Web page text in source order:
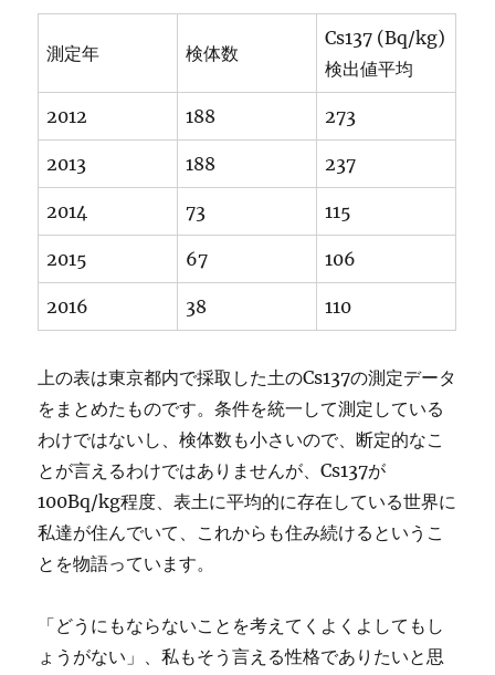
測定年 検体数
Cs137 (Bq/kg)
検出値平均
2012 188 273
2013 188 237
2014 73 115
2015 67 106
2016 38 110
上の表は東京都内で採取した土のCs137の測定データ
をまとめたものです。条件を統一して測定している
わけではないし、検体数も小さいので、断定的なこ
とが言えるわけではありませんが、Cs137が
100Bq/kg程度、表土に平均的に存在している世界に
私達が住んでいて、これからも住み続けるというこ
とを物語っています。
「どうにもならないことを考えてくよくよしてもし
ょうがない」、私もそう言える性格でありたいと思